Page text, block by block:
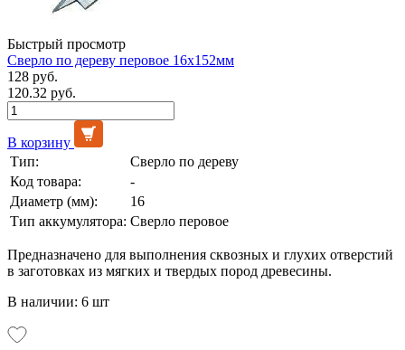
Быстрый просмотр
Сверло по дереву перовое 16х152мм
128 руб.
120.32 руб.
В корзину
Тип:
Сверло по дереву
Код товара:
-
Диаметр (мм):
16
Тип аккумулятора: Сверло перовое
Предназначено для выполнения сквозных и глухих отверстий
в заготовках из мягких и твердых пород древесины.
В наличии: 6 шт